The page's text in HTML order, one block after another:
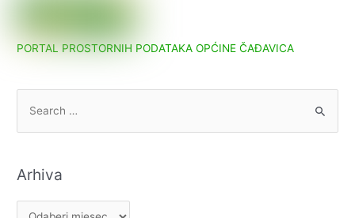
PORTAL PROSTORNIH PODATAKA OPĆINE ČAĐAVICA
c
h
Arhiva